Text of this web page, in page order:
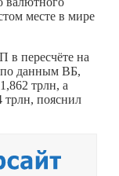
месте в мире
в пересчёте на
по данным ВБ,
трлн, а
трлн, пояснил